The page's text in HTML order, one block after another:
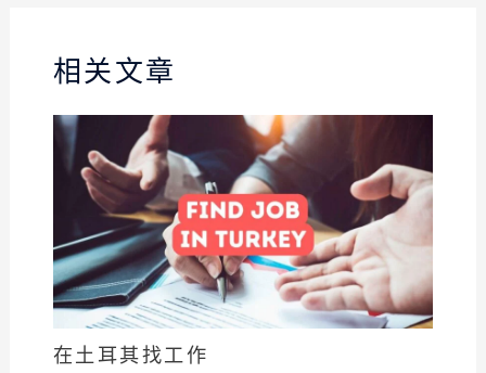
相关文章
在土耳其找工作